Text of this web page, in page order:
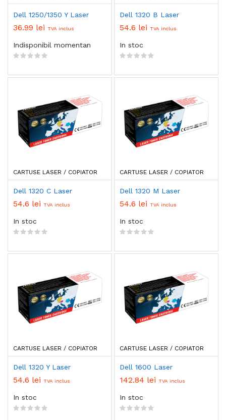
Dell 1250/1350 Y Laser
36.99 lei TVA inclus
Indisponibil momentan
Dell 1320 B Laser
54.6 lei TVA inclus
In stoc
CARTUSE LASER / COPIATOR
Dell 1320 C Laser
54.6 lei TVA inclus
In stoc
CARTUSE LASER / COPIATOR
Dell 1320 M Laser
54.6 lei TVA inclus
In stoc
CARTUSE LASER / COPIATOR
Dell 1320 Y Laser
54.6 lei TVA inclus
In stoc
CARTUSE LASER / COPIATOR
Dell 1600 Laser
142.84 lei TVA inclus
In stoc